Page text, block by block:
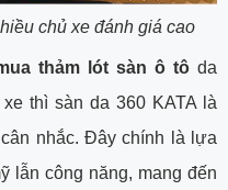
chủ xe đánh giá cao
thảm lót sàn ô tôda
thì sàn da 360 KATA là
nhắc. Đây chính là lựa
lẫn công năng, mang đến